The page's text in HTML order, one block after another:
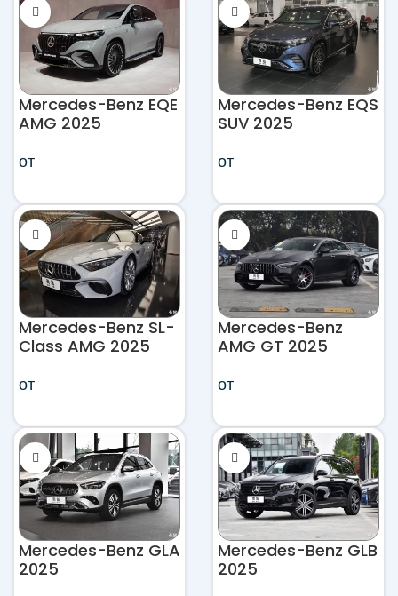
Mercedes-Benz EQE
AMG 2025
от
Mercedes-Benz EQS
SUV 2025
от
Mercedes-Benz SL-
Class AMG 2025
от
Mercedes-Benz
AMG GT 2025
от
Mercedes-Benz GLA
2025
Mercedes-Benz GLB
2025